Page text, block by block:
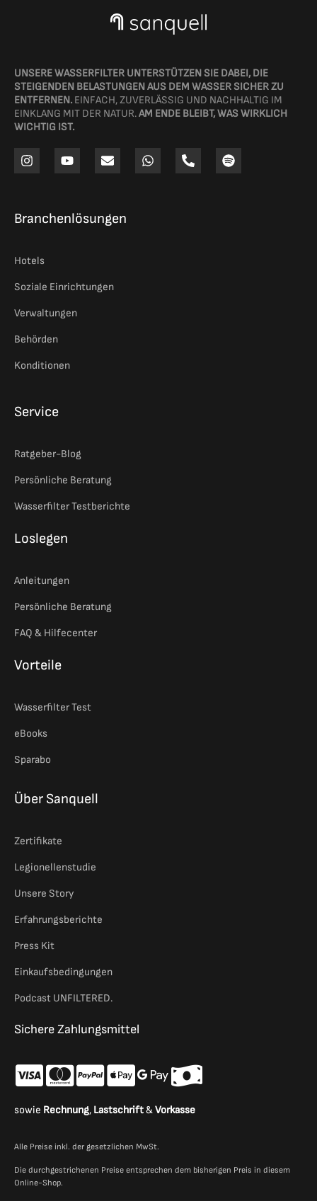
UNSERE WASSERFILTER UNTERSTÜTZEN SIE DABEI, DIE
STEIGENDEN BELASTUNGEN AUS DEM WASSER SICHER ZU
ENTFERNEN. EINFACH, ZUVERLÄSSIG UND NACHHALTIG IM
EINKLANG MIT DER NATUR.AM ENDE BLEIBT, WAS WIRKLICH
WICHTIG IST.
Branchenlösungen
Hotels
Soziale Einrichtungen
Verwaltungen
Behörden
Konditionen
Service
Ratgeber-Blog
Persönliche Beratung
Wasserfilter Testberichte
Loslegen
Anleitungen
Persönliche Beratung
FAQ & Hilfecenter
Vorteile
Wasserfilter Test
eBooks
Sparabo
Über Sanquell
Zertifikate
Legionellenstudie
Unsere Story
Erfahrungsberichte
Press Kit
Einkaufsbedingungen
Podcast UNFILTERED.
Sichere Zahlungsmittel
sowie Rechnung, Lastschrift&Vorkasse
Alle Preise inkl. der gesetzlichen MwSt.
Die durchgestrichenen Preise entsprechen dem bisherigen Preis in diesem
Online-Shop.